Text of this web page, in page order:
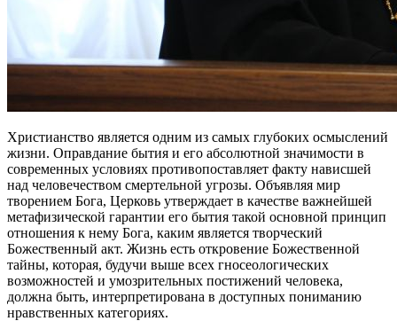
Христианство является одним из самых глубоких осмыслений
жизни. Оправдание бытия и его абсолютной значимости в
современных условиях противопоставляет факту нависшей
над человечеством смертельной угрозы. Объявляя мир
творением Бога, Церковь утверждает в качестве важнейшей
метафизической гарантии его бытия такой основной принцип
отношения к нему Бога, каким является творческий
Божественный акт. Жизнь есть откровение Божественной
тайны, которая, будучи выше всех гносеологических
возможностей и умозрительных постижений человека,
должна быть, интерпретирована в доступных пониманию
нравственных категориях.